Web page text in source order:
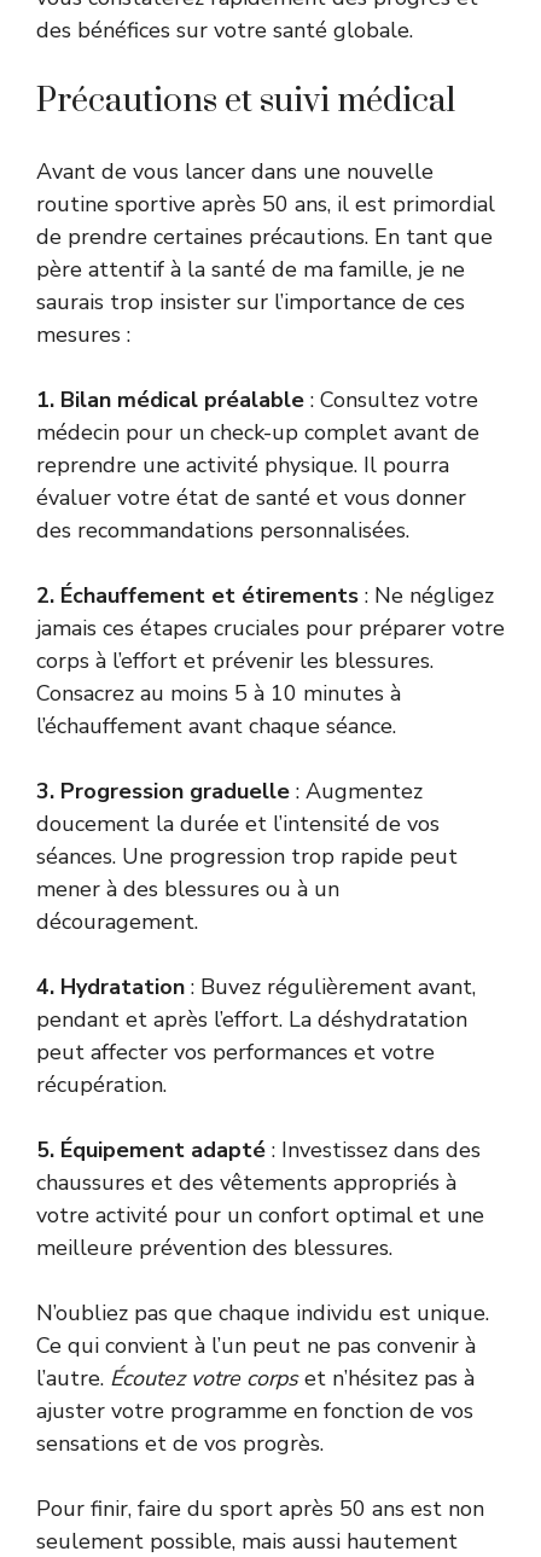
des bénéfices sur votre santé globale.
Précautions et suivi médical
Avant de vous lancer dans une nouvelle
routine sportive après 50 ans, il est primordial
de prendre certaines précautions. En tant que
père attentif à la santé de ma famille, je ne
saurais trop insister sur l’importance de ces
mesures :
1. Bilan médical préalable : Consultez votre
médecin pour un check-up complet avant de
reprendre une activité physique. Il pourra
évaluer votre état de santé et vous donner
des recommandations personnalisées.
2. Échauffement et étirements : Ne négligez
jamais ces étapes cruciales pour préparer votre
corps à l’effort et prévenir les blessures.
Consacrez au moins 5 à 10 minutes à
l’échauffement avant chaque séance.
3. Progression graduelle : Augmentez
doucement la durée et l’intensité de vos
séances. Une progression trop rapide peut
mener à des blessures ou à un
découragement.
4. Hydratation : Buvez régulièrement avant,
pendant et après l’effort. La déshydratation
peut affecter vos performances et votre
récupération.
5. Équipement adapté : Investissez dans des
chaussures et des vêtements appropriés à
votre activité pour un confort optimal et une
meilleure prévention des blessures.
N’oubliez pas que chaque individu est unique.
Ce qui convient à l’un peut ne pas convenir à
l’autre. Écoutez votre corpset n’hésitez pas à
ajuster votre programme en fonction de vos
sensations et de vos progrès.
Pour finir, faire du sport après 50 ans est non
seulement possible, mais aussi hautement